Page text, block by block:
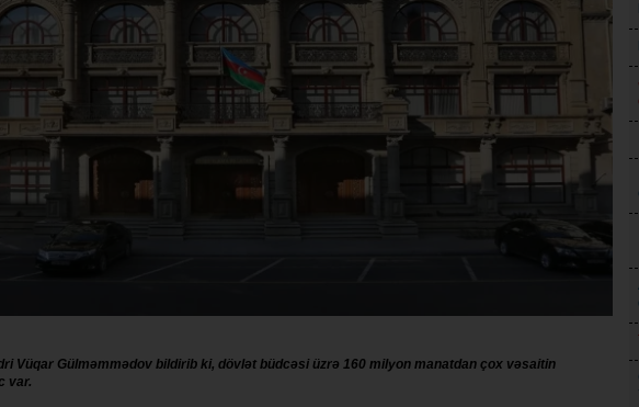
Vüqar Gülməmmədov bildirib ki, dövlət büdcəsi üzrə 160 milyon manatdan çox vəsaitin
var.